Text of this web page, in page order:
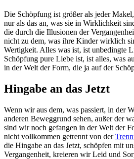
Die Schöpfung ist größer als jeder
nur als das an, was sie in Wirklichkeit
die durch die Illusionen der
nicht zu dem, was ihre Kinder wirklich
Wertigkeit. Alles was ist, ist unbedingte
Schöpfung pure Liebe ist, ist alles, was
in der Welt der Form, die ja auf der
Hingabe an das Jetzt
Wenn wir aus dem, was passiert, in der
anderen Beweggrund sehen, außer der
sind wir noch gefangen in der Welt der
nicht vollkommen getrennt von der
die Hingabe an das Jetzt, schöpfen mit
Vergangenheit, kreieren wir Leid und